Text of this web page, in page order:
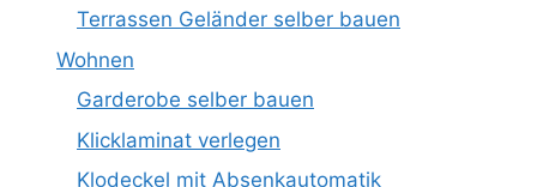
Terrassen Geländer selber bauen
Wohnen
Garderobe selber bauen
Klicklaminat verlegen
Klodeckel mit Absenkautomatik